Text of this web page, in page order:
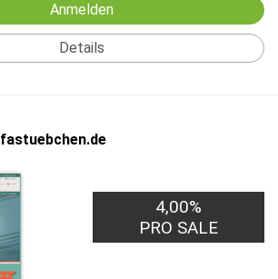
Anmelden
Details
4,00%
PRO SALE